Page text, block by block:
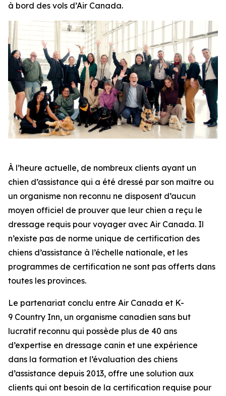
à bord des vols d’Air Canada.
À l’heure actuelle, de nombreux clients ayant un
chien d’assistance qui a été dressé par son maître ou
un organisme non reconnu ne disposent d’aucun
moyen officiel de prouver que leur chien a reçu le
dressage requis pour voyager avec Air Canada. Il
n’existe pas de norme unique de certification des
chiens d’assistance à l’échelle nationale, et les
programmes de certification ne sont pas offerts dans
toutes les provinces.
Le partenariat conclu entre Air Canada et K-
9 Country Inn, un organisme canadien sans but
lucratif reconnu qui possède plus de 40 ans
d’expertise en dressage canin et une expérience
dans la formation et l’évaluation des chiens
d’assistance depuis 2013, offre une solution aux
clients qui ont besoin de la certification requise pour